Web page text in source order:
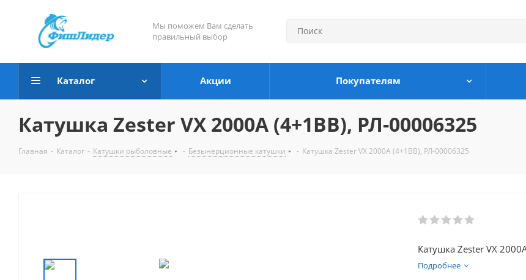
Мы поможем Вам сделать
правильный выбор
Каталог Акции Покупателям
Катушка Zester VX 2000A (4+1BB), РЛ-00006325
Главная - Каталог - Катушки рыболовные - Безынерционные катушки - Катушка Zester VX 2000A (4+1BB), РЛ-00006325
Катушка Zester VX
Подробнее